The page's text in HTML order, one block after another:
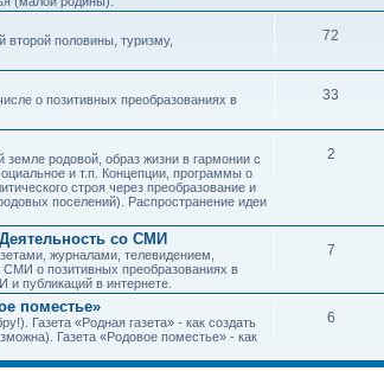
половины, туризму,
72
о позитивных преобразованиях в
33
родовой, образ жизни в гармонии с
и т.п. Концепции, программы о
строя через преобразование и
поселений). Распространение идеи
2
со СМИ
журналами, телевидением,
о позитивных преобразованиях в
публикаций в интернете.
7
поместье»
Газета «Родная газета» - как создать
Газета «Родовое поместье» - как
6